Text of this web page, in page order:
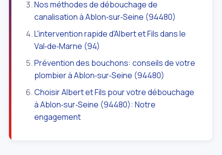
Nos méthodes de débouchage de
canalisation à Ablon‑sur‑Seine (94480)
L'intervention rapide d'Albert et Fils dans le
Val‑de‑Marne (94)
Prévention des bouchons: conseils de votre
plombier à Ablon‑sur‑Seine (94480)
Choisir Albert et Fils pour votre débouchage
à Ablon‑sur‑Seine (94480): Notre
engagement